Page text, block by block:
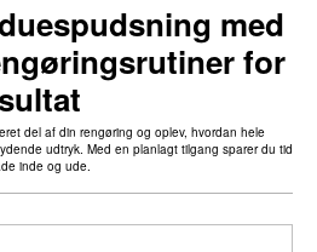
med
for
del af din rengøring og oplev, hvordan hele
udtryk. Med en planlagt tilgang sparer du tid
inde og ude.